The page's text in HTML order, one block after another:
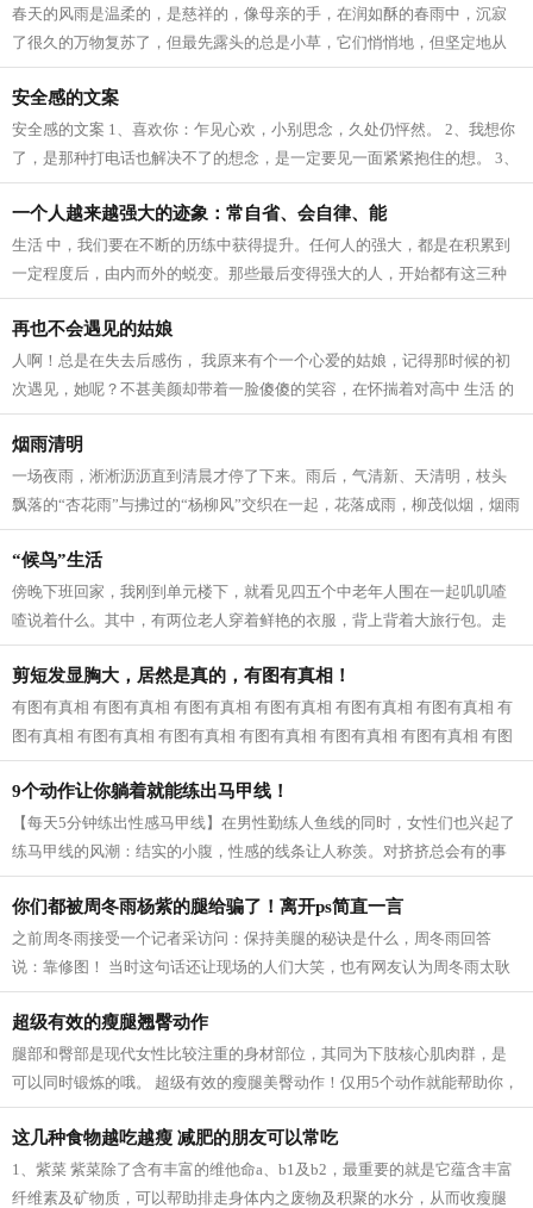
春天的风雨是温柔的，是慈祥的，像母亲的手，在润如酥的春雨中，沉寂
了很久的万物复苏了，但最先露头的总是小草，它们悄悄地，但坚定地从
土里钻出来，为山野铺上一层绿色，充...
安全感的文案
安全感的文案 1、喜欢你：乍见心欢，小别思念，久处仍怦然。 2、我想你
了，是那种打电话也解决不了的想念，是一定要见一面紧紧抱住的想。 3、
我爱这个世界上的三件事：太阳，月...
一个人越来越强大的迹象：常自省、会自律、能
生活 中，我们要在不断的历练中获得提升。任何人的强大，都是在积累到
一定程度后，由内而外的蜕变。那些最后变得强大的人，开始都有这三种
迹象。 常自省 人生 路上，每个人的境...
再也不会遇见的姑娘
人啊！总是在失去后感伤， 我原来有个一个心爱的姑娘，记得那时候的初
次遇见，她呢？不甚美颜却带着一脸傻傻的笑容，在怀揣着对高中 生活 的
向往，在人群中拥挤寻找着我的老师...
烟雨清明
一场夜雨，淅淅沥沥直到清晨才停了下来。雨后，气清新、天清明，枝头
飘落的“杏花雨”与拂过的“杨柳风”交织在一起，花落成雨，柳茂似烟，烟雨
清明寄深情。 清明，逐雨而来。...
“候鸟”生活
傍晚下班回家，我刚到单元楼下，就看见四五个中老年人围在一起叽叽喳
喳说着什么。其中，有两位老人穿着鲜艳的衣服，背上背着大旅行包。走
近一看，原来是婆婆和公公，我已经快...
剪短发显胸大，居然是真的，有图有真相！
有图有真相 有图有真相 有图有真相 有图有真相 有图有真相 有图有真相 有
图有真相 有图有真相 有图有真相 有图有真相 有图有真相 有图有真相 有图
有真相...
9个动作让你躺着就能练出马甲线！
【每天5分钟练出性感马甲线】在男性勤练人鱼线的同时，女性们也兴起了
练马甲线的风潮：结实的小腹，性感的线条让人称羡。对挤挤总会有的事
业线，拥有马甲线的女性呈现的体态更...
你们都被周冬雨杨紫的腿给骗了！离开ps简直一言
之前周冬雨接受一个记者采访问：保持美腿的秘诀是什么，周冬雨回答
说：靠修图！ 当时这句话还让现场的人们大笑，也有网友认为周冬雨太耿
直，然而，看了一些没有后期修的图片之...
超级有效的瘦腿翘臀动作
腿部和臀部是现代女性比较注重的身材部位，其同为下肢核心肌肉群，是
可以同时锻炼的哦。 超级有效的瘦腿美臀动作！仅用5个动作就能帮助你，
瘦出性感美腿，同时还塑造紧致翘臀...
这几种食物越吃越瘦 减肥的朋友可以常吃
1、紫菜 紫菜除了含有丰富的维他命a、b1及b2，最重要的就是它蕴含丰富
纤维素及矿物质，可以帮助排走身体内之废物及积聚的水分，从而收瘦腿